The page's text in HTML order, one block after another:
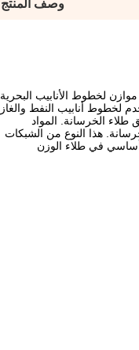
وصف المنتج
لخطوط الأنابيب البحرية
لخطوط أنابيب النفط والغاز
طلاء الخرسانة. المواد
هذا النوع من الشبكات
الأنابيب بشكل أساسي في طلاء الوزن